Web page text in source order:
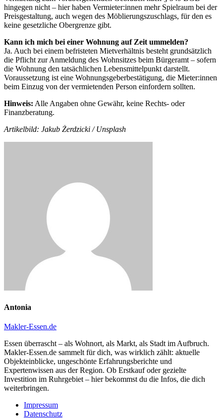
hingegen nicht – hier haben Vermieter:innen mehr Spielraum bei der
Preisgestaltung, auch wegen des Möblierungszuschlags, für den es
keine gesetzliche Obergrenze gibt.
Kann ich mich bei einer Wohnung auf Zeit ummelden?
Ja. Auch bei einem befristeten Mietverhältnis besteht grundsätzlich
die Pflicht zur Anmeldung des Wohnsitzes beim Bürgeramt – sofern
die Wohnung den tatsächlichen Lebensmittelpunkt darstellt.
Voraussetzung ist eine Wohnungsgeberbestätigung, die Mieter:innen
beim Einzug von der vermietenden Person einfordern sollten.
Hinweis: Alle Angaben ohne Gewähr, keine Rechts- oder
Finanzberatung.
Artikelbild: Jakub Żerdzicki / Unsplash
Antonia
Makler-Essen.de
Essen überrascht – als Wohnort, als Markt, als Stadt im Aufbruch.
Makler-Essen.de sammelt für dich, was wirklich zählt: aktuelle
Objekteinblicke, ungeschönte Erfahrungsberichte und
Expertenwissen aus der Region. Ob Erstkauf oder gezielte
Investition im Ruhrgebiet – hier bekommst du die Infos, die dich
weiterbringen.
Impressum
Datenschutz